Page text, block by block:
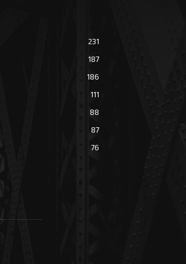
231
187
186
111
88
87
76